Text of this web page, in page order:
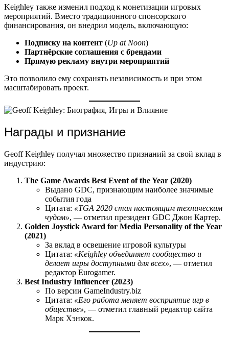
Keighley также изменил подход к монетизации игровых
мероприятий. Вместо традиционного спонсорского
финансирования, он внедрил модель, включающую:
Подписку на контент (Up at Noon)
Партнёрские соглашения с брендами
Прямую рекламу внутри мероприятий
Это позволило ему сохранять независимость и при этом
масштабировать проект.
Награды и признание
Geoff Keighley получал множество признаний за свой вклад в
индустрию:
The Game Awards Best Event of the Year (2020)
Выдано GDC, признающим наиболее значимые
события года
Цитата: «TGA 2020 стал настоящим техническим
чудом», — отметил президент GDC Джон Картер.
Golden Joystick Award for Media Personality of the Year
(2021)
За вклад в освещение игровой культуры
Цитата: «Keighley объединяет сообщество и
делает игры доступными для всех», — отметил
редактор Eurogamer.
Best Industry Influencer (2023)
По версии GameIndustry.biz
Цитата: «Его работа меняет восприятие игр в
обществе», — отметил главный редактор сайта
Марк Хэнкок.